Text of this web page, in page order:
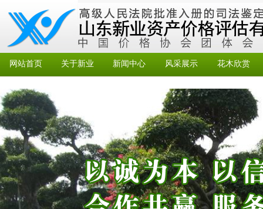
网站首页 关于新业 新闻中心 风采展示 花木欣赏